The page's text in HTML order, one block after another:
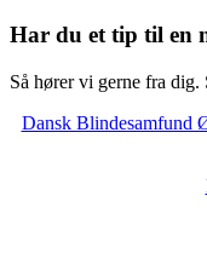
Har du et tip til en
Så hører vi gerne fra
Dansk Blindesamfund